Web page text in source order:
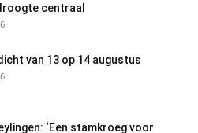
centraal
van 13 op 14 augustus
‘Een stamkroeg voor